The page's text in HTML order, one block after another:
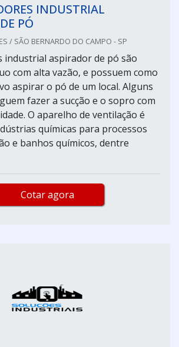
INDUSTRIAL
PÓ
/ SÃO BERNARDO DO CAMPO - SP
industrial aspirador de pó são
com alta vazão, e possuem como
aspirar o pó de um local. Alguns
fazer a sucção e o sopro com
O aparelho de ventilação é
químicas para processos
e banhos químicos, dentre
Cotar agora